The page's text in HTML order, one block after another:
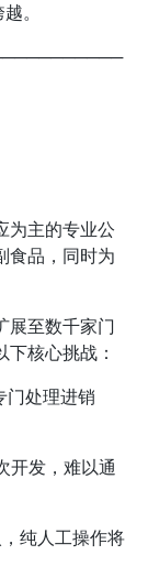
。
为主的专业公
食品，同时为
展至数千家门
核心挑战：
处理进销
开发，难以通
纯人工操作将